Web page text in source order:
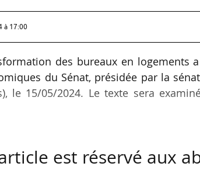
à 17:00
des bureaux en logements
du Sénat, présidée par la
le 15/05/2024. Le texte sera
est réservé aux